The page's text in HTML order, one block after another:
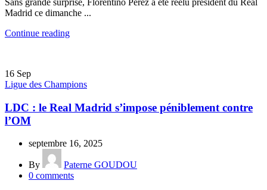
Madrid ce dimanche ...
Continue reading
16 Sep
Ligue des Champions
LDC : le Real Madrid s’impose péniblement contre
l’OM
septembre 16, 2025
By
Paterne GOUDOU
0 comments